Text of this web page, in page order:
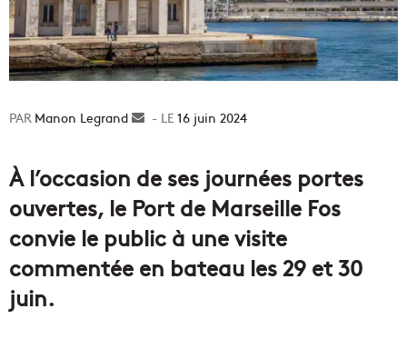
Manon Legrand
Envoyer16 juin 2024
À l’occasion de ses journées portes
ouvertes, le Port de Marseille Fos
convie le public à une visite
commentée en bateau les 29 et 30
juin.